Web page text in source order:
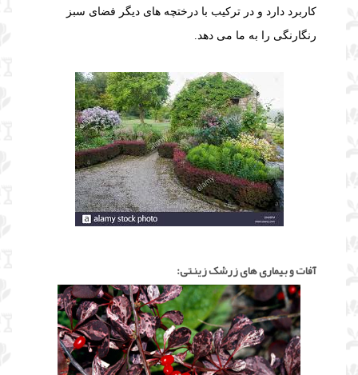
کاربرد دارد و در ترکیب با درختچه های دیگر فضای سبز
رنگارنگی را به ما می دهد.
آفات و بیماری های زرشک زینتی: